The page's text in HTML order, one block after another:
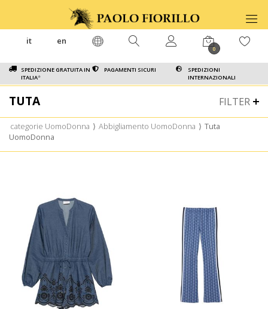
SPEDIZIONE GRATUITA IN
ITALIA*
PAGAMENTI SICURI
SPEDIZIONI
INTERNAZIONALI
it en
0
FILTER
TUTA
categorie UomoDonna ⟩ Abbigliamento UomoDonna ⟩ Tuta
UomoDonna